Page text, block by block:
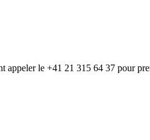
appeler le +41 21 315 64 37 pour